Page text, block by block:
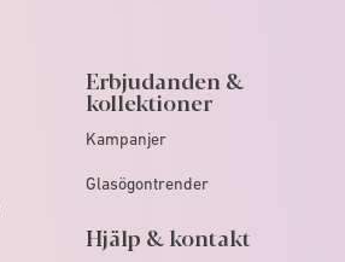
Erbjudanden &
kollektioner
Kampanjer
Glasögontrender
Hjälp & kontakt